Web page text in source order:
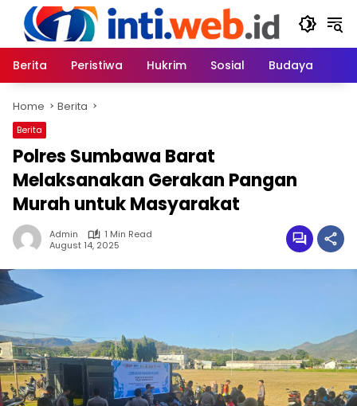
content
Berita
Peristiwa Hukrim Sosial Budaya
Home Berita
Berita
Polres Sumbawa Barat
Melaksanakan Gerakan Pangan
Murah untuk Masyarakat
Admin
1 Min Read
August 14, 2025